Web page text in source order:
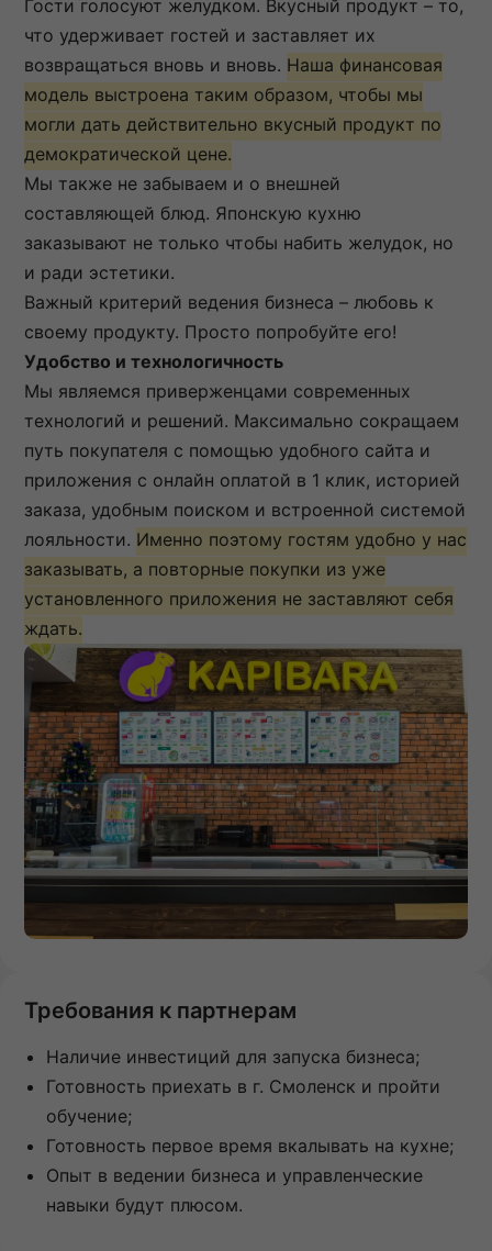
Гости голосуют желудком. Вкусный продукт – то,
что удерживает гостей и заставляет их
возвращаться вновь и вновь. Наша финансовая
модель выстроена таким образом, чтобы мы
могли дать действительно вкусный продукт по
демократической цене.
Мы также не забываем и о внешней
составляющей блюд. Японскую кухню
заказывают не только чтобы набить желудок, но
и ради эстетики.
Важный критерий ведения бизнеса – любовь к
своему продукту. Просто попробуйте его!
Удобство и технологичность
Мы являемся приверженцами современных
технологий и решений. Максимально сокращаем
путь покупателя с помощью удобного сайта и
приложения с онлайн оплатой в 1 клик, историей
заказа, удобным поиском и встроенной системой
лояльности. Именно поэтому гостям удобно у нас
заказывать, а повторные покупки из уже
установленного приложения не заставляют себя
ждать.
Требования к партнерам
Наличие инвестиций для запуска бизнеса;
Готовность приехать в г. Смоленск и пройти
обучение;
Готовность первое время вкалывать на кухне;
Опыт в ведении бизнеса и управленческие
навыки будут плюсом.